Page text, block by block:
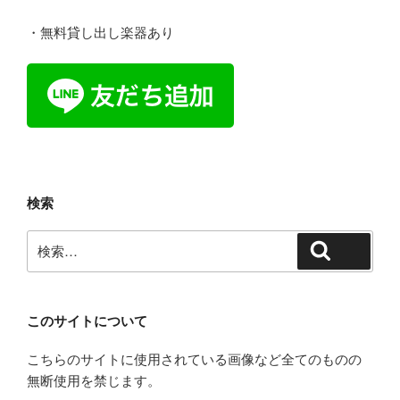
・無料貸し出し楽器あり
検索
索:
このサイトについて
こちらのサイトに使用されている画像など全てのものの
無断使用を禁じます。